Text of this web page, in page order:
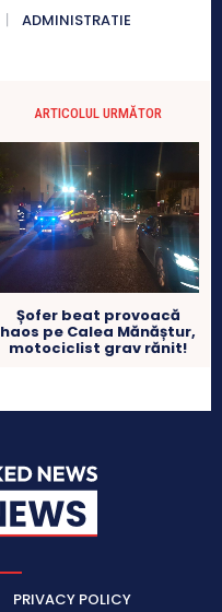
ADMINISTRATIE
ARTICOLUL URMĂTOR
Șofer beat provoacă
haos pe Calea Mănăștur,
motociclist grav rănit!
PRIVACY POLICY